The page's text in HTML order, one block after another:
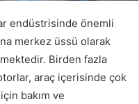
endüstrisinde önemli
merkez üssü olarak
Birden fazla
araç içerisinde çok
bakım ve